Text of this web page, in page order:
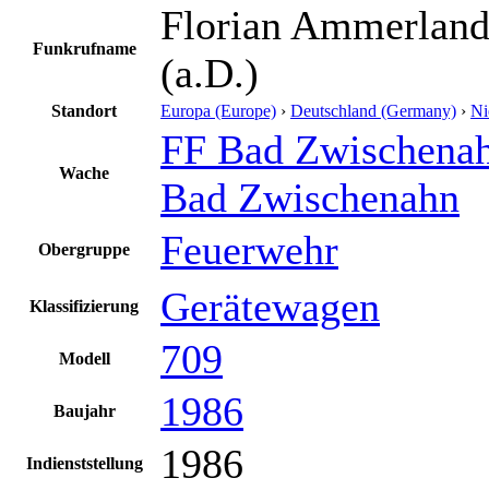
Funkrufname
Florian
(a.D.)
Standort Europa (Europe) › Deutschland (Germany) ›
Wache
FF Bad
Bad Zwischenahn
Obergruppe Feuerwehr
Klassifizierung Gerätewagen
Modell 709
Baujahr 1986
Indienststellung
1986